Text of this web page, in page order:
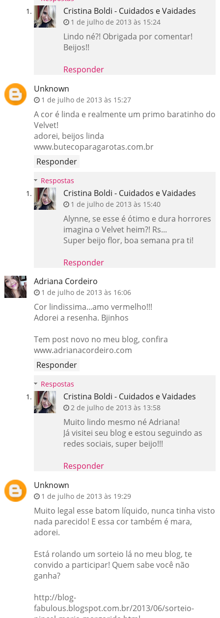
Cristina Boldi - Cuidados e Vaidades
1 de julho de 2013 às 15:24
Lindo né?! Obrigada por comentar!
Beijos!!
Responder
Unknown
1 de julho de 2013 às 15:27
A cor é linda e realmente um primo baratinho do
Velvet!
adorei, beijos linda
www.butecoparagarotas.com.br
Responder
Respostas
Cristina Boldi - Cuidados e Vaidades
1 de julho de 2013 às 15:40
Alynne, se esse é ótimo e dura horrores
imagina o Velvet heim?! Rs...
Super beijo flor, boa semana pra ti!
Responder
Adriana Cordeiro
1 de julho de 2013 às 16:06
Cor lindissima...amo vermelho!!!
Adorei a resenha. Bjinhos
Tem post novo no meu blog, confira
www.adrianacordeiro.com
Responder
Respostas
Cristina Boldi - Cuidados e Vaidades
2 de julho de 2013 às 13:58
Muito lindo mesmo né Adriana!
Já visitei seu blog e estou seguindo as
redes sociais, super beijo!!!
Responder
Unknown
1 de julho de 2013 às 19:29
Muito legal esse batom líquido, nunca tinha visto
nada parecido! E essa cor também é mara,
adorei.
Está rolando um sorteio lá no meu blog, te
convido a participar! Quem sabe você não
ganha?
http://blog-
fabulous.blogspot.com.br/2013/06/sorteio-